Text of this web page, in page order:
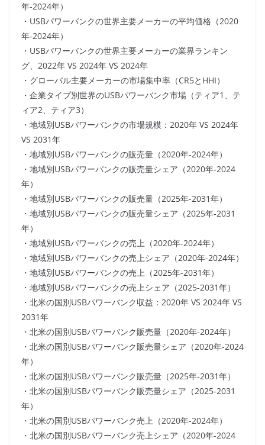
年-2024年）
・USBパワーバンクの世界主要メーカーの平均価格（2020
年-2024年）
・USBパワーバンクの世界主要メーカーの業界ランキン
グ、2022年 VS 2024年 VS 2024年
・グローバル主要メーカーの市場集中率（CR5とHHI）
・企業タイプ別世界のUSBパワーバンク市場（ティア1、テ
ィア2、ティア3）
・地域別USBパワーバンクの市場規模：2020年 VS 2024年
VS 2031年
・地域別USBパワーバンクの販売量（2020年-2024年）
・地域別USBパワーバンクの販売量シェア（2020年-2024
年）
・地域別USBパワーバンクの販売量（2025年-2031年）
・地域別USBパワーバンクの販売量シェア（2025年-2031
年）
・地域別USBパワーバンクの売上（2020年-2024年）
・地域別USBパワーバンクの売上シェア（2020年-2024年）
・地域別USBパワーバンクの売上（2025年-2031年）
・地域別USBパワーバンクの売上シェア（2025-2031年）
・北米の国別USBパワーバンク収益：2020年 VS 2024年 VS
2031年
・北米の国別USBパワーバンク販売量（2020年-2024年）
・北米の国別USBパワーバンク販売量シェア（2020年-2024
年）
・北米の国別USBパワーバンク販売量（2025年-2031年）
・北米の国別USBパワーバンク販売量シェア（2025-2031
年）
・北米の国別USBパワーバンク売上（2020年-2024年）
・北米の国別USBパワーバンク売上シェア（2020年-2024